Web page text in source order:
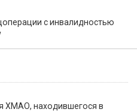
с инвалидностью
ХМАО, находившегося в